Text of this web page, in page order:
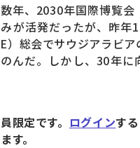
年、2030年国際博覧会
が活発だったが、昨年
）総会でサウジアラビア
んだ。しかし、30年に
限定です。 ログインす
す。